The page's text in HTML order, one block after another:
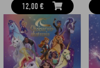
12,00 €